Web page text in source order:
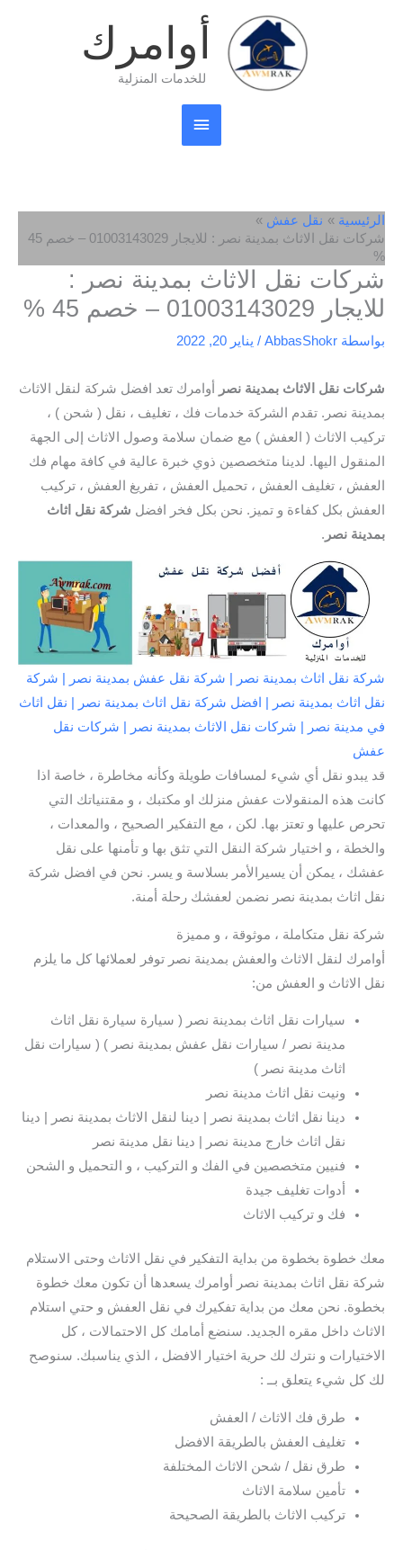
أوامرك
للخدمات المنزلية
القائمة
الرئيسية
الرئيسية
نقل عفش
شركات نقل الاثاث بمدينة نصر : للايجار 01003143029 – خصم 45
%
شركات نقل الاثاث بمدينة نصر :
للايجار 01003143029 – خصم 45 %
بواسطة AbbasShokr
/ يناير 20, 2022
شركات نقل الاثاث بمدينة نصر
أوامرك تعد افضل شركة لنقل الاثاث
بمدينة نصر. تقدم الشركة خدمات فك ، تغليف ، نقل ( شحن ) ،
تركيب الاثاث ( العفش ) مع ضمان سلامة وصول الاثاث إلى الجهة
المنقول اليها. لدينا متخصصين ذوي خبرة عالية في كافة مهام فك
العفش ، تغليف العفش ، تحميل العفش ، تفريغ العفش ، تركيب
العفش بكل كفاءة و تميز. نحن بكل فخر افضل شركة نقل اثاث
بمدينة نصر .
شركة نقل اثاث بمدينة نصر | شركة نقل عفش بمدينة نصر | شركة
نقل اثاث بمدينة نصر | افضل شركة نقل اثاث بمدينة نصر | نقل اثاث
في مدينة نصر | شركات نقل الاثاث بمدينة نصر | شركات نقل
عفش
قد يبدو نقل أي شيء لمسافات طويلة وكأنه مخاطرة ، خاصة اذا
كانت هذه المنقولات عفش منزلك او مكتبك ، و مقتنياتك التي
تحرص عليها و تعتز بها. لكن ، مع التفكير الصحيح ، والمعدات ،
والخطة ، و اختيار شركة النقل التي تثق بها و تأمنها على نقل
عفشك ، يمكن أن يسيرالأمر بسلاسة و يسر. نحن في افضل شركة
نقل اثاث بمدينة نصر نضمن لعفشك رحلة أمنة.
شركة نقل متكاملة ، موثوقة ، و مميزة
أوامرك لنقل الاثاث والعفش بمدينة نصر توفر لعملائها كل ما يلزم
نقل الاثاث و العفش من:
سيارات نقل اثاث بمدينة نصر ( سيارة سيارة نقل اثاث
مدينة نصر / سيارات نقل عفش بمدينة نصر ) ( سيارات نقل
اثاث مدينة نصر )
ونيت نقل اثاث مدينة نصر
دينا نقل اثاث بمدينة نصر | دينا لنقل الاثاث بمدينة نصر | دينا
نقل اثاث خارج مدينة نصر | دينا نقل مدينة نصر
فنيين متخصصين في الفك و التركيب ، و التحميل و الشحن
أدوات تغليف جيدة
فك و تركيب الاثاث
معك خطوة بخطوة من بداية التفكير في نقل الاثاث وحتى الاستلام
شركة نقل اثاث بمدينة نصر أوامرك يسعدها أن تكون معك خطوة
بخطوة. نحن معك من بداية تفكيرك في نقل العفش و حتي استلام
الاثاث داخل مقره الجديد. سنضع أمامك كل الاحتمالات ، كل
الاختيارات و نترك لك حرية اختيار الافضل ، الذي يناسبك. سنوصح
لك كل شيء يتعلق بــ :
طرق فك الاثاث / العفش
تغليف العفش بالطريقة الافضل
طرق نقل / شحن الاثاث المختلفة
تأمين سلامة الاثاث
تركيب الاثاث بالطريقة الصحيحة